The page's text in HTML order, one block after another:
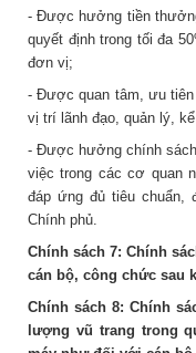
- Được hưởng tiền
quyết định trong tối đa
đơn vị;
- Được quan tâm, ưu
vị trí lãnh đạo, quản lý,
- Được hưởng chính
việc trong các cơ quan
đáp ứng đủ tiêu chuẩn,
Chính phủ.
Chính sách 7: Chính
cán bộ, công chức sau
Chính sách 8: Chính
lượng vũ trang trong